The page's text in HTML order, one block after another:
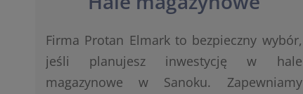
Firma Protan Elmark to bezpieczny wybór,
jeśli planujesz inwestycję w hale
magazynowe w Sanoku. Zapewniamy